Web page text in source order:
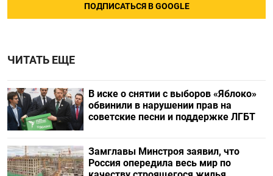
ПОДПИСАТЬСЯ В GOOGLE
ЧИТАТЬ ЕЩЕ
В иске о снятии с выборов «Яблоко»
обвинили в нарушении прав на
советские песни и поддержке ЛГБТ
Замглавы Минстроя заявил, что
Россия опередила весь мир по